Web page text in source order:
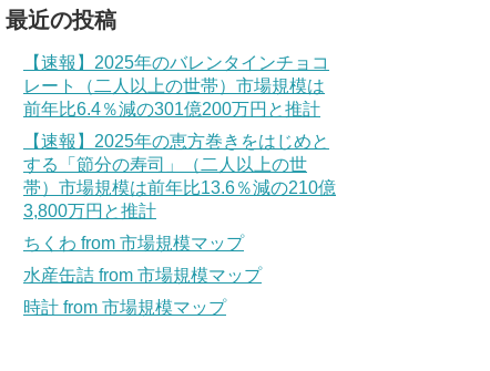
最近の投稿
【速報】2025年のバレンタインチョコ
レート（二人以上の世帯）市場規模は
前年比6.4％減の301億200万円と推計
【速報】2025年の恵方巻きをはじめと
する「節分の寿司」（二人以上の世
帯）市場規模は前年比13.6％減の210億
3,800万円と推計
ちくわ from 市場規模マップ
水産缶詰 from 市場規模マップ
時計 from 市場規模マップ